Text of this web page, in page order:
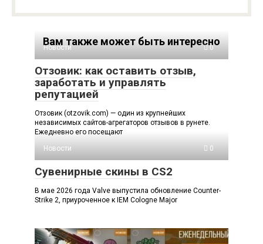
Вам также может быть интересно
Новости 0
Отзовик: как оставить отзыв,
заработать и управлять
репутацией
Отзовик (otzovik.com) — один из крупнейших
независимых сайтов-агрегаторов отзывов в рунете.
Ежедневно его посещают
Новости
0
Сувенирные скины в CS2
В мае 2026 года Valve выпустила обновление Counter-
Strike 2, приуроченное к IEM Cologne Major